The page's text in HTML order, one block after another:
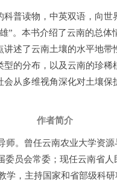
普读物，中英双语，向
”。本书介绍了云南的总
述了云南土壤的水平地
的分布，以及云南的珍
从多维视角深化对土壤
作者简介
师。曾任云南农业大学资
员会常委；现任云南省
学，主持国家和省部级科